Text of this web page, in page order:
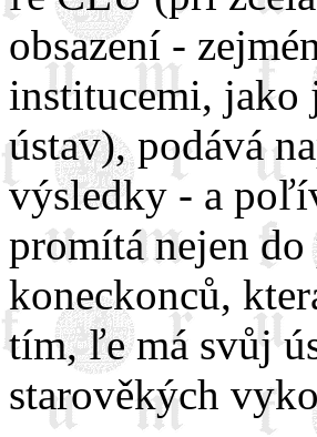
obsazení -
institucemi, jako
ústav), podává
výsledky - a
promítá nejen
koneckonců,
tím, ľe má svůj
starověkých